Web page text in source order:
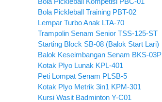
Bola Pickleball Training PBT-02
Lempar Turbo Anak LTA-70
Trampolin Senam Senior TSS-125-ST
Starting Block SB-08 (Balok Start Lari)
Balok Keseimbangan Senam BKS-03P
Kotak Plyo Lunak KPL-401
Peti Lompat Senam PLSB-5
Kotak Plyo Metrik 3in1 KPM-301
Kursi Wasit Badminton Y-C01